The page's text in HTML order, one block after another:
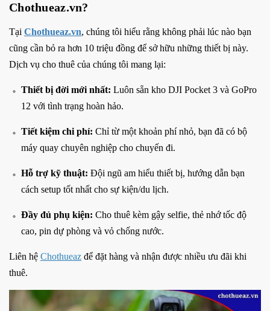
Chothueaz.vn?
Tại Chothueaz.vn, chúng tôi hiểu rằng không phải lúc nào bạn
cũng cần bỏ ra hơn 10 triệu đồng để sở hữu những thiết bị này.
Dịch vụ cho thuê của chúng tôi mang lại:
Thiết bị đời mới nhất: Luôn sẵn kho DJI Pocket 3 và GoPro
12 với tình trạng hoàn hảo.
Tiết kiệm chi phí: Chỉ từ một khoản phí nhỏ, bạn đã có bộ
máy quay chuyên nghiệp cho chuyến đi.
Hỗ trợ kỹ thuật: Đội ngũ am hiểu thiết bị, hướng dẫn bạn
cách setup tốt nhất cho sự kiện/du lịch.
Đầy đủ phụ kiện: Cho thuê kèm gậy selfie, thẻ nhớ tốc độ
cao, pin dự phòng và vỏ chống nước.
Liên hệ Chothueaz để đặt hàng và nhận được nhiều ưu đãi khi
thuê.